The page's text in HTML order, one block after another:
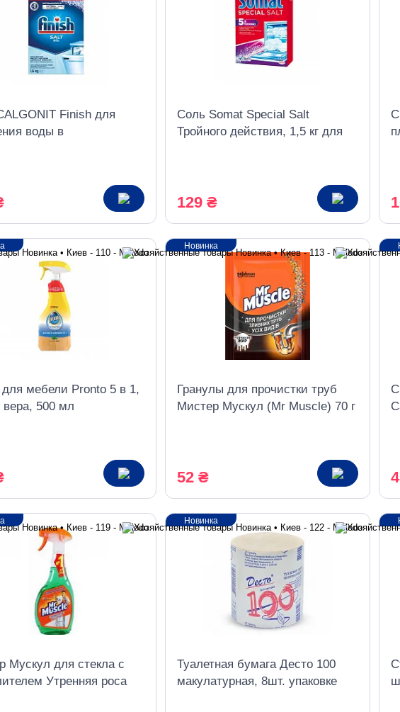
Finish для
воды в
Соль Somat Special Salt
Тройного действия, 1,5 кг для
129 ₴
мебели Pronto 5 в 1,
вера, 500 мл
Гранулы для прочистки труб
Мистер Мускул (Mr Muscle) 70 г
52 ₴
Новинка
Мускул для стекла с
Утренняя роса
Туалетная бумага Десто 100
макулатурная, 8шт. упаковке
Новинка